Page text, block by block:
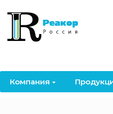
Компания
Назад
Компания
Лицензии
Назад
Продукция
OceanСhem
Назад
Направления
Отвердители
Назад
Информация
Акции